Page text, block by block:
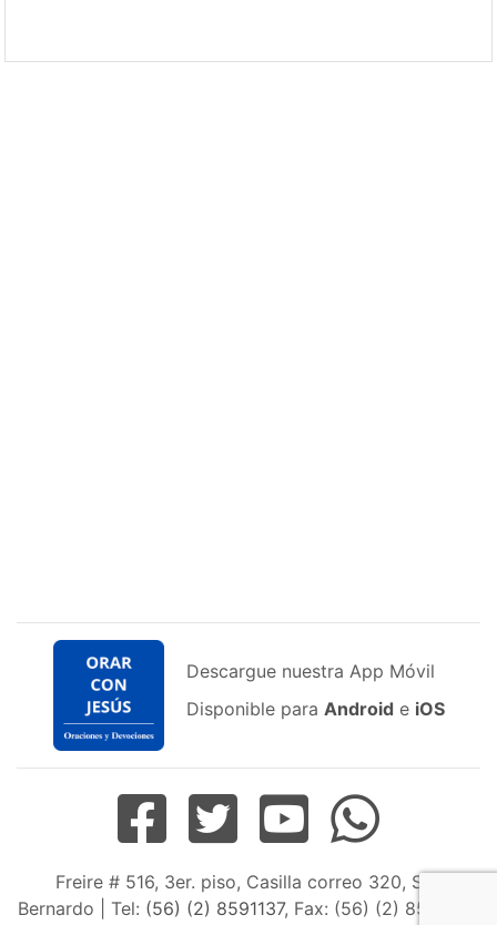
Descargue nuestra App Móvil
Disponible para Android e iOS
Freire # 516, 3er. piso, Casilla correo 320, San
Bernardo | Tel: (56) (2) 8591137, Fax: (56) (2) 8598163